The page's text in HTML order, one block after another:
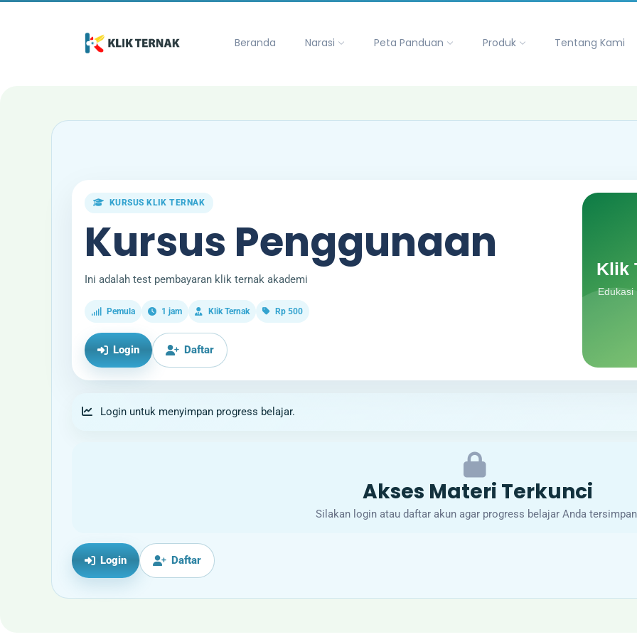
Beranda Narasi Peta Panduan Produk Tentang Kami
KURSUS KLIK TERNAK
Kursus Penggunaan
Ini adalah test pembayaran klik ternak akademi
Pemula 1 jam Klik Ternak Rp 500
Login Daftar
Login untuk menyimpan progress belajar.
Akses Materi Terkunci
Silakan login atau daftar akun agar progress belajar Anda
Login Daftar